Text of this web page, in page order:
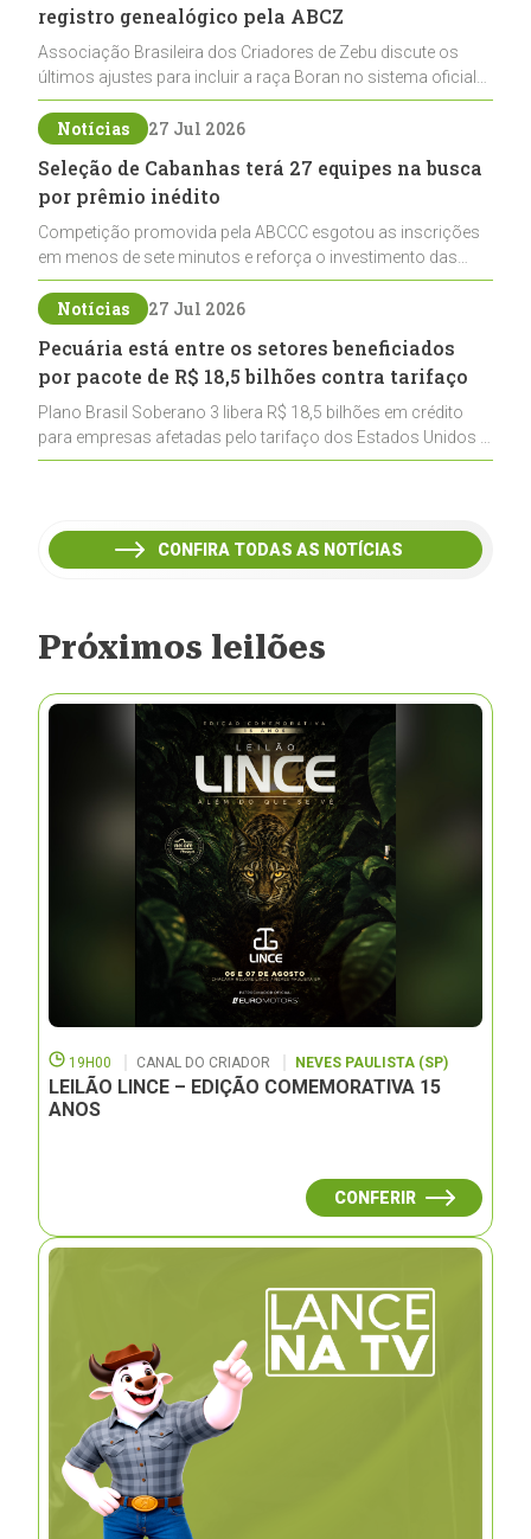
registro genealógico pela ABCZ
Associação Brasileira dos Criadores de Zebu discute os
últimos ajustes para incluir a raça Boran no sistema oficial
de registros, abrindo caminho para sua expansão na
pecuária nacional
Notícias 27 Jul 2026
Seleção de Cabanhas terá 27 equipes na busca
por prêmio inédito
Competição promovida pela ABCCC esgotou as inscrições
em menos de sete minutos e reforça o investimento das
cabanhas na seleção genética de Cavalos Crioulos voltados
ao laço
Notícias 27 Jul 2026
Pecuária está entre os setores beneficiados
por pacote de R$ 18,5 bilhões contra tarifaço
Plano Brasil Soberano 3 libera R$ 18,5 bilhões em crédito
para empresas afetadas pelo tarifaço dos Estados Unidos e
inclui a pecuária entre os setores estratégicos
CONFIRA TODAS AS NOTÍCIAS
Próximos leilões
19H00 CANAL DO CRIADOR NEVES PAULISTA (SP)
LEILÃO LINCE – EDIÇÃO COMEMORATIVA 15
ANOS
CONFERIR